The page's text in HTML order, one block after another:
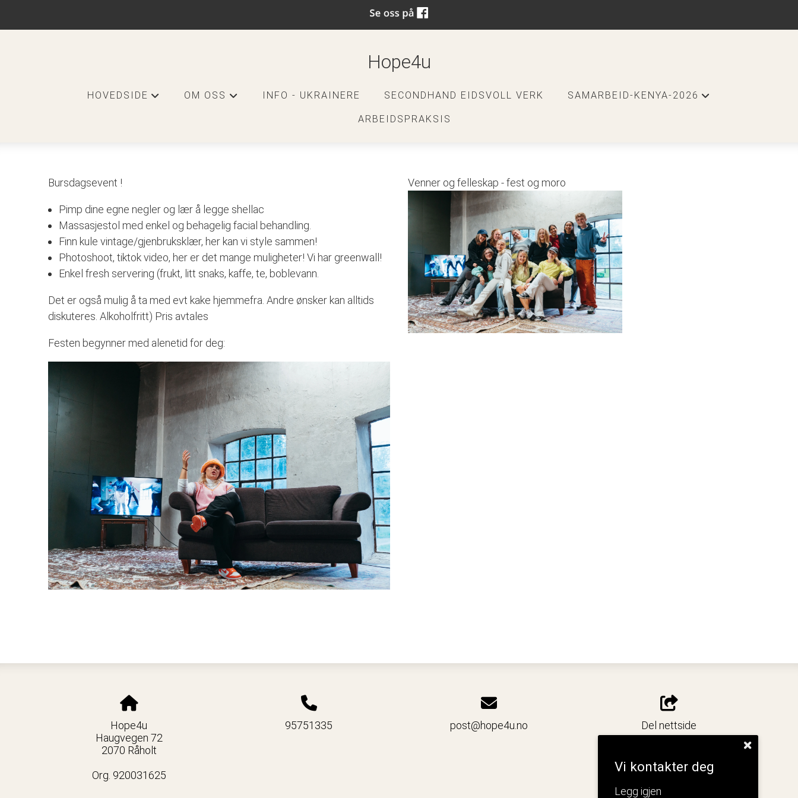
Hope4u
HOVEDSIDE OM OSS INFO - UKRAINERE SECONDHAND EIDSVOLL VERK SAMARBEID-KENYA-2026
ARBEIDSPRAKSIS
Bursdagsevent !
Pimp dine egne negler og lær å legge shellac
Massasjestol med enkel og behagelig facial behandling.
Finn kule vintage/gjenbruksklær, her kan vi style sammen!
Photoshoot, tiktok video, her er det mange muligheter! Vi har greenwall!
Enkel fresh servering (frukt, litt snaks, kaffe, te, boblevann.
Det er også mulig å ta med evt kake hjemmefra. Andre ønsker kan alltids
diskuteres. Alkoholfritt) Pris avtales
Festen begynner med alenetid for deg:
Venner og felleskap - fest og moro
Vi kontakter deg
Legg igjen
Hope4u
Haugvegen 72
2070 Råholt
Org. 920031625
95751335 post@hope4u.no Del nettside